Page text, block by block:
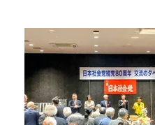
東京都連合